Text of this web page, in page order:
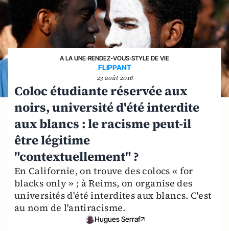
A LA UNE›RENDEZ-VOUS›STYLE DE VIE
FLIPPANT
23 août 2016
Coloc étudiante réservée aux
noirs, université d'été interdite
aux blancs : le racisme peut-il
être légitime
"contextuellement" ?
En Californie, on trouve des colocs « for
blacks only » ; à Reims, on organise des
universités d'été interdites aux blancs. C'est
au nom de l'antiracisme.
Hugues Serraf